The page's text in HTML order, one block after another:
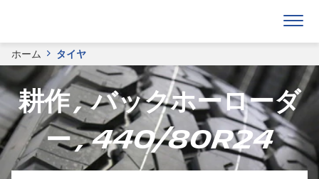
ホーム タイヤ
耕作 , バックホーローダ
ー , 440/80R24